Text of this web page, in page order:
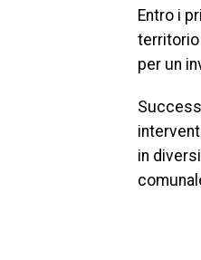
Entro i
territorio
per un
in